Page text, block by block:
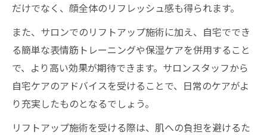
だけでなく、顔全体のリフレッシュ感も得られます。
また、サロンでのリフトアップ施術に加え、自宅ででき
る簡単な表情筋トレーニングや保湿ケアを併用すること
で、より高い効果が期待できます。サロンスタッフから
自宅ケアのアドバイスを受けることで、日常のケアがよ
り充実したものとなるでしょう。
リフトアップ施術を受ける際は、肌への負担を避けるた